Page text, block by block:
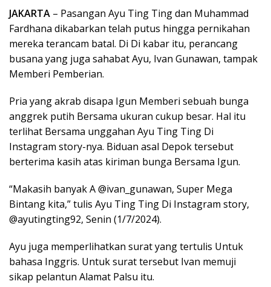
JAKARTA – Pasangan Ayu Ting Ting dan Muhammad
Fardhana dikabarkan telah putus hingga pernikahan
mereka terancam batal. Di Di kabar itu, perancang
busana yang juga sahabat Ayu, Ivan Gunawan, tampak
Memberi Pemberian.
Pria yang akrab disapa Igun Memberi sebuah bunga
anggrek putih Bersama ukuran cukup besar. Hal itu
terlihat Bersama unggahan Ayu Ting Ting Di
Instagram story-nya. Biduan asal Depok tersebut
berterima kasih atas kiriman bunga Bersama Igun.
“Makasih banyak A @ivan_gunawan, Super Mega
Bintang kita,” tulis Ayu Ting Ting Di Instagram story,
@ayutingting92, Senin (1/7/2024).
Ayu juga memperlihatkan surat yang tertulis Untuk
bahasa Inggris. Untuk surat tersebut Ivan memuji
sikap pelantun Alamat Palsu itu.